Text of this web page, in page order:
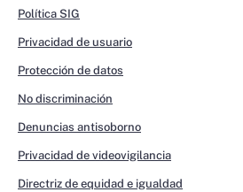
Política SIG
Privacidad de usuario
Protección de datos
No discriminación
Denuncias antisoborno
Privacidad de videovigilancia
Directriz de equidad e igualdad